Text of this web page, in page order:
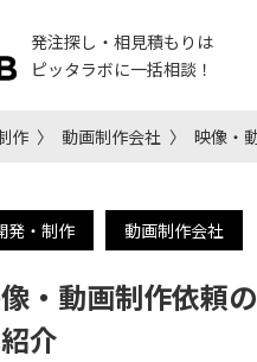
発注探し・相見積もりは
ピッタラボに一括相談！
作 動画制作会社 映像・
発・制作 動画制作会社
・動画制作依頼
介